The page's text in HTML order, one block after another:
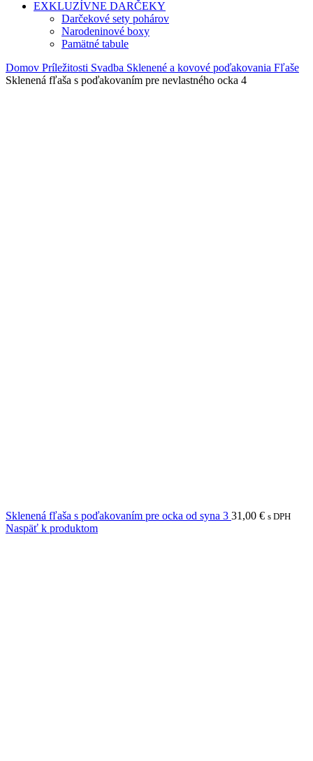
EXKLUZÍVNE DARČEKY
Darčekové sety pohárov
Narodeninové boxy
Pamätné tabule
Domov Príležitosti Svadba Sklenené a kovové poďakovania Fľaše
Sklenená fľaša s poďakovaním pre nevlastného ocka 4
Sklenená fľaša s poďakovaním pre ocka od syna 3 31,00 € s DPH
Naspäť k produktom